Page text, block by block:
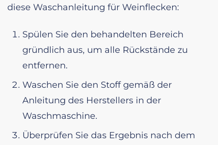
diese Waschanleitung für Weinflecken:
Spülen Sie den behandelten Bereich
gründlich aus, um alle Rückstände zu
entfernen.
Waschen Sie den Stoff gemäß der
Anleitung des Herstellers in der
Waschmaschine.
Überprüfen Sie das Ergebnis nach dem